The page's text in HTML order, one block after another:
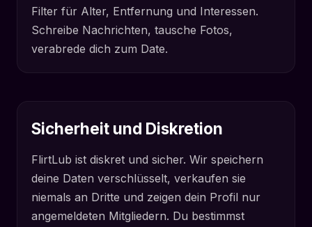
Filter für Alter, Entfernung und Interessen.
Schreibe Nachrichten, tausche Fotos,
verabrede dich zum Date.
Sicherheit und Diskretion
FlirtLub ist diskret und sicher. Wir speichern
deine Daten verschlüsselt, verkaufen sie
niemals an Dritte und zeigen dein Profil nur
angemeldeten Mitgliedern. Du bestimmst